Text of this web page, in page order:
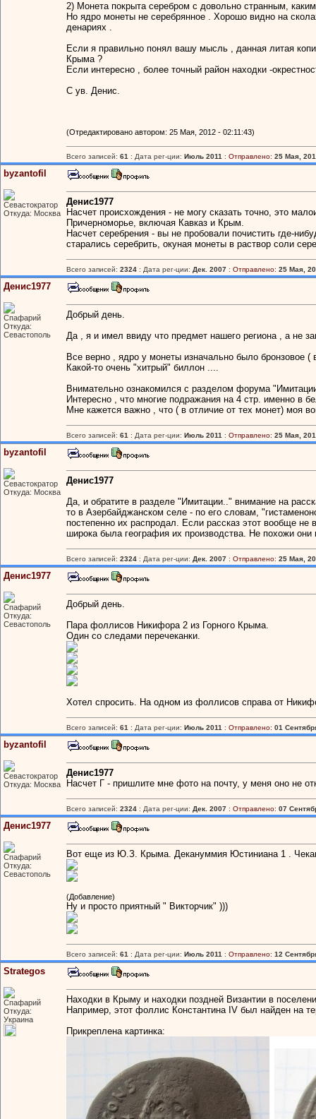
2) Монета покрыта серебром с довольно странным,
Но ядро монеты не серебрянное . Хорошо видно на
денариях .
Если я правильно понял вашу мысль , данная литая
Крыма ?
Если интересно , более точный район находки -
С ув. Денис.
(Отредактировано автором: 25 Мая, 2012 - 02:11:43)
Всего записей: 61 : Дата рег-ции: Июль 2011 : Отправлено: 25 Мая,
byzantofil
Севастократор
Откуда: Москва
Денис1977
Насчет происхождения - не могу сказать точно, это
Причерноморье, включая Кавказ и Крым.
Насчет серебрения - вы не пробовали почистить где-
старались серебрить, окуная монеты в раствор соли
Всего записей: 2324 : Дата рег-ции: Дек. 2007 : Отправлено: 25 Мая,
Денис1977
Спафарий
Откуда:
Севастополь
Добрый день.
Да , я и имел ввиду что предмет нашего региона , а не
Все верно , ядро у монеты изначально было бронзовое
Какой-то очень "хитрый" биллон ....
Внимательно ознакомился с разделом форума
Интересно , что многие подражания на 4 стр. именно в
Мне кажется важно , что ( в отличие от тех монет) моя
Всего записей: 61 : Дата рег-ции: Июль 2011 : Отправлено: 25 Мая,
byzantofil
Севастократор
Откуда: Москва
Денис1977
Да, и обратите в разделе "Имитации.." внимание на
то в Азербайджанском селе - по его словам,
постепенно их распродал. Если рассказ этот вообще
широка была география их производства. Не похожи
Всего записей: 2324 : Дата рег-ции: Дек. 2007 : Отправлено: 25 Мая,
Денис1977
Спафарий
Откуда:
Севастополь
Добрый день.
Пара фоллисов Никифора 2 из Горного Крыма.
Один со следами перечеканки.
Хотел спросить. На одном из фоллисов справа от
Всего записей: 61 : Дата рег-ции: Июль 2011 : Отправлено: 01
byzantofil
Севастократор
Откуда: Москва
Денис1977
Насчет Г - пришлите мне фото на почту, у меня оно не
Всего записей: 2324 : Дата рег-ции: Дек. 2007 : Отправлено: 07
Денис1977
Спафарий
Откуда:
Севастополь
Вот еще из Ю.З. Крыма. Декануммия Юстиниана 1 .
(Добавление)
Ну и просто приятный " Викторчик" )))
Всего записей: 61 : Дата рег-ции: Июль 2011 : Отправлено: 12
Strategos
Спафарий
Откуда:
Украина
Находки в Крыму и находки поздней Византии в
Например, этот фоллис Константина IV был найден на
Прикреплена картинка: